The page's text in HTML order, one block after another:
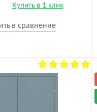
Купить в 1 клик
в сравнение